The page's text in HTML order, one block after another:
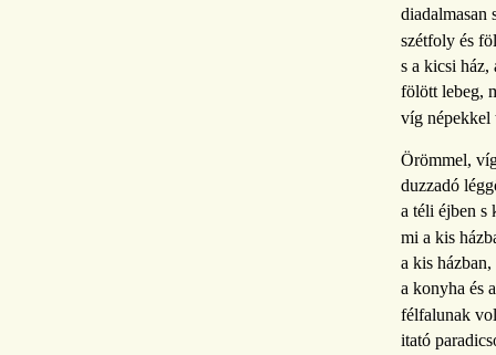
diadalmasan
szétfoly és
s a kicsi ház,
fölött lebeg,
víg népekkel
Örömmel,
duzzadó
a téli éjben s
mi a kis
a kis
a konyha és
félfalunak
itató